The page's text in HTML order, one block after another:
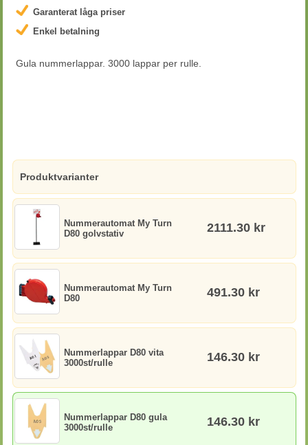
Garanterat låga priser
Enkel betalning
Gula nummerlappar. 3000 lappar per rulle.
Produktvarianter
Nummerautomat My Turn
D80 golvstativ
2111.30 kr
Nummerautomat My Turn
D80
491.30 kr
Nummerlappar D80 vita
3000st/rulle
146.30 kr
Nummerlappar D80 gula
3000st/rulle
146.30 kr